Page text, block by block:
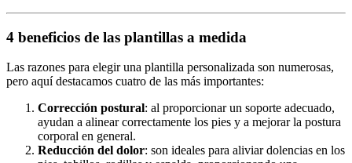
4 beneficios de las plantillas a medida
Las razones para elegir una plantilla personalizada son numerosas,
pero aquí destacamos cuatro de las más importantes:
Corrección postural: al proporcionar un soporte adecuado,
ayudan a alinear correctamente los pies y a mejorar la postura
corporal en general.
Reducción del dolor: son ideales para aliviar dolencias en los